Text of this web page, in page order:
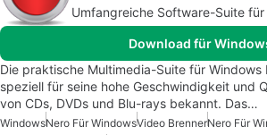
Umfangreiche Software-Suite
Download für
Die praktische Multimedia-Suite für Windows
speziell für seine hohe Geschwindigkeit und
von CDs, DVDs und Blu-rays bekannt. Das…
WindowsNero Für WindowsVideo BrennerNero Für